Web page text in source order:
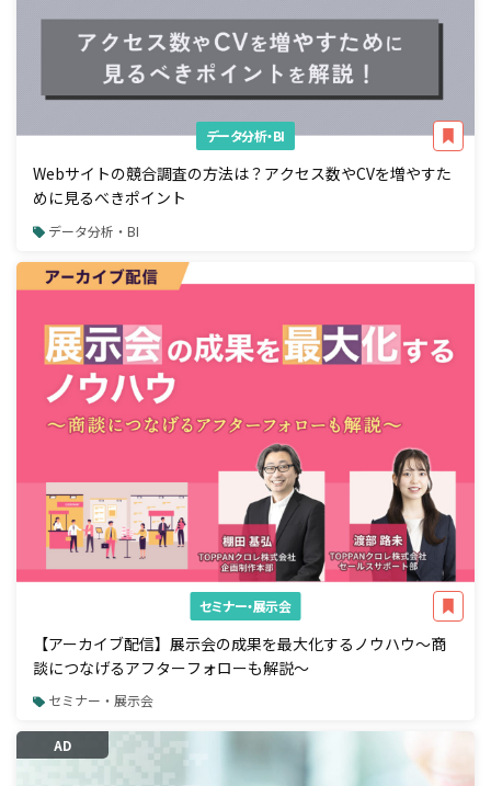
データ分析・BI
Webサイトの競合調査の方法は？アクセス数やCVを増やすた
めに見るべきポイント
データ分析・BI
セミナー・展示会
【アーカイブ配信】展示会の成果を最大化するノウハウ～商
談につなげるアフターフォローも解説～
セミナー・展示会
AD